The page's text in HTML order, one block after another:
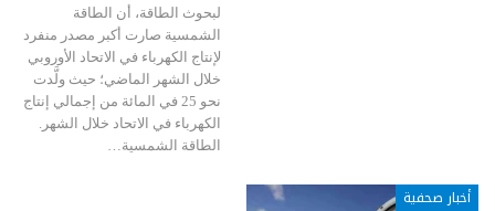
لبحوث الطاقة، أن الطاقة
الشمسية صارت أكبر مصدر منفرد
لإنتاج الكهرباء في الاتحاد الأوروبي
خلال الشهر الماضي؛ حيث ولَّدت
نحو 25 في المائة من إجمالي إنتاج
الكهرباء في الاتحاد خلال الشهر.
الطاقة الشمسية…
أخبار صحفية